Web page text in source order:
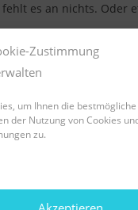
Zustimmung
um Ihnen die
der Nutzung von Cookies
zu.
es an nichts. Oder